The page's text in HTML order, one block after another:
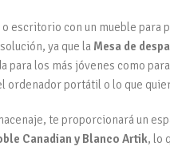
escritorio con un mueble
ya que la Mesa de
para los más jóvenes como
ordenador portátil o lo que
te proporcionará un
Canadian y Blanco Artik, lo